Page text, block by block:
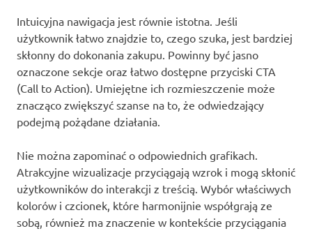
Intuicyjna nawigacja jest równie istotna. Jeśli
użytkownik łatwo znajdzie to, czego szuka, jest bardziej
skłonny do dokonania zakupu. Powinny być jasno
oznaczone sekcje oraz łatwo dostępne przyciski CTA
(Call to Action). Umiejętne ich rozmieszczenie może
znacząco zwiększyć szanse na to, że odwiedzający
podejmą pożądane działania.
Nie można zapominać o odpowiednich grafikach.
Atrakcyjne wizualizacje przyciągają wzrok i mogą skłonić
użytkowników do interakcji z treścią. Wybór właściwych
kolorów i czcionek, które harmonijnie współgrają ze
sobą, również ma znaczenie w kontekście przyciągania